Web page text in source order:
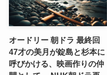
オードリー 朝ドラ 最終回
47才の美月が錠島と杉本に
呼びかける、映画作りの仲